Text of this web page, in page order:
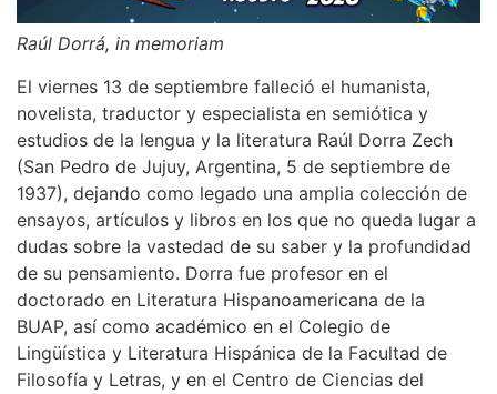
Raúl Dorrá, in memoriam
El viernes 13 de septiembre falleció el humanista,
novelista, traductor y especialista en semiótica y
estudios de la lengua y la literatura Raúl Dorra Zech
(San Pedro de Jujuy, Argentina, 5 de septiembre de
1937), dejando como legado una amplia colección de
ensayos, artículos y libros en los que no queda lugar a
dudas sobre la vastedad de su saber y la profundidad
de su pensamiento. Dorra fue profesor en el
doctorado en Literatura Hispanoamericana de la
BUAP, así como académico en el Colegio de
Lingüística y Literatura Hispánica de la Facultad de
Filosofía y Letras, y en el Centro de Ciencias del